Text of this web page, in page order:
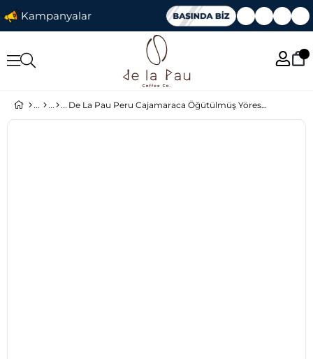
Kampanyalar
De La Pau Peru Cajamaraca Öğütülmüş Yöresel Kahve 250 Gr